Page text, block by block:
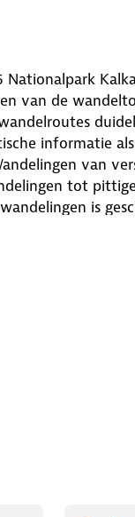
van de
informatie
van
tot
is
Deze
in GPX-